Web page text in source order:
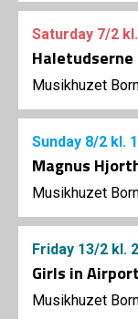
Saturday 7/2
Haletudserne
Musikhuzet
Sunday 8/2 kl.
Magnus
Musikhuzet
Friday 13/2 kl.
Girls in
Musikhuzet